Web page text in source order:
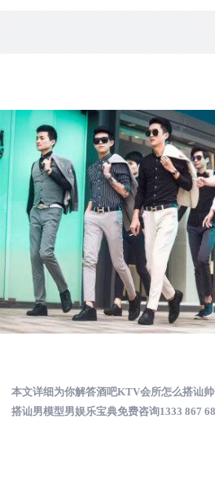
本文详细为你解答酒吧KTV会所怎么搭讪
搭讪男模型男娱乐宝典免费咨询1333 867